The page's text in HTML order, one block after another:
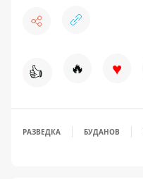
👍 🔥 ♥
РАЗВЕДКА БУДАНОВ